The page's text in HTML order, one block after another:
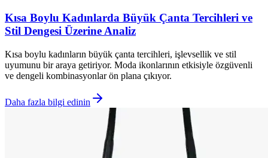
Kısa Boylu Kadınlarda Büyük Çanta Tercihleri ve
Stil Dengesi Üzerine Analiz
Kısa boylu kadınların büyük çanta tercihleri, işlevsellik ve stil
uyumunu bir araya getiriyor. Moda ikonlarının etkisiyle özgüvenli
ve dengeli kombinasyonlar ön plana çıkıyor.
Daha fazla bilgi edinin